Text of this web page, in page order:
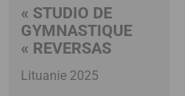
« STUDIO DE
GYMNASTIQUE
« REVERSAS
Lituanie 2025